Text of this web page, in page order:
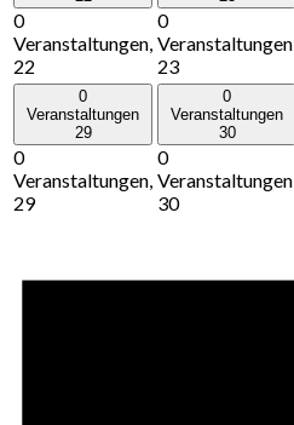
0
Veranstaltungen,
22
0
Veranstaltungen,
23
0
Veranstaltungen
29
0
Veranstaltungen,
29
0
Veranstaltungen
30
0
Veranstaltungen,
30